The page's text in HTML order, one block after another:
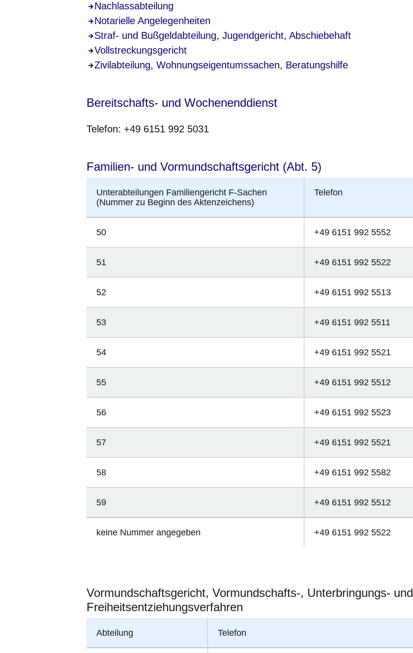
Nachlassabteilung
Notarielle Angelegenheiten
Straf- und Bußgeldabteilung, Jugendgericht, Abschiebehaft
Vollstreckungsgericht
Zivilabteilung, Wohnungseigentumssachen, Beratungshilfe
Bereitschafts- und Wochenenddienst
Telefon: +49 6151 992 5031
Familien- und Vormundschaftsgericht (Abt. 5)
Unterabteilungen Familiengericht F-Sachen
(Nummer zu Beginn des Aktenzeichens)
Telefon
50 +49 6151 992 5552
51 +49 6151 992 5522
52 +49 6151 992 5513
53 +49 6151 992 5511
54 +49 6151 992 5521
55 +49 6151 992 5512
56 +49 6151 992 5523
57 +49 6151 992 5521
58 +49 6151 992 5582
59 +49 6151 992 5512
keine Nummer angegeben +49 6151 992 5522
Vormundschaftsgericht, Vormundschafts-, Unterbringungs- und
Freiheitsentziehungsverfahren
Abteilung Telefon